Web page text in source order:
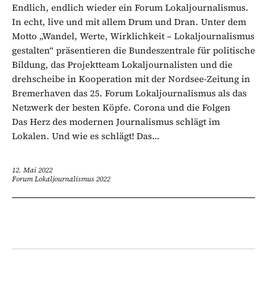
Endlich, endlich wieder ein Forum Lokaljournalismus.
In echt, live und mit allem Drum und Dran. Unter dem
Motto „Wandel, Werte, Wirklichkeit – Lokaljournalismus
gestalten“ präsentieren die Bundeszentrale für politische
Bildung, das Projektteam Lokaljournalisten und die
drehscheibe in Kooperation mit der Nordsee-Zeitung in
Bremerhaven das 25. Forum Lokaljournalismus als das
Netzwerk der besten Köpfe. Corona und die Folgen
Das Herz des modernen Journalismus schlägt im
Lokalen. Und wie es schlägt! Das...
12. Mai 2022
Forum Lokaljournalismus 2022